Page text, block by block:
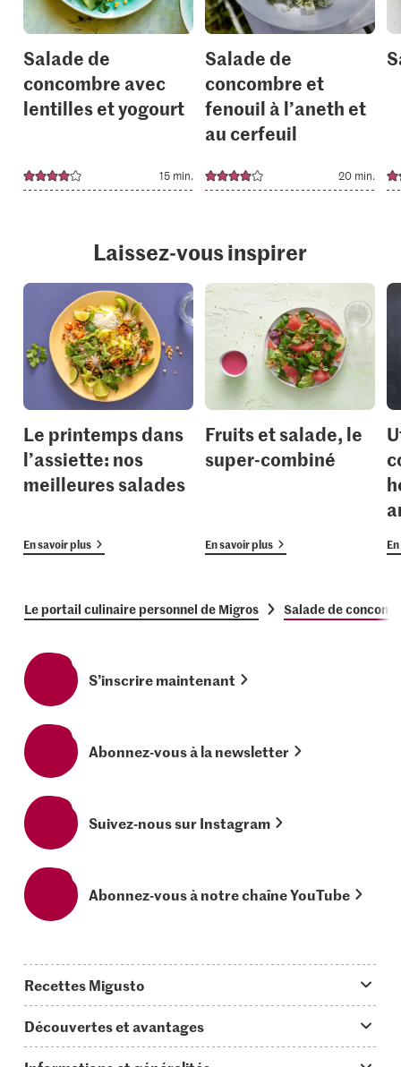
Salade de
concombre avec
lentilles et yogourt
15 min.
Salade de
concombre et
fenouil à l’aneth et
au cerfeuil
20 min.
Laissez-vous inspirer
Le printemps dans
l’assiette: nos
meilleures salades
En savoir plus
Fruits et salade, le
super-combiné
En savoir plus
Le portail culinaire personnel de Migros Salade de
S’inscrire maintenant
Abonnez-vous à la newsletter
Suivez-nous sur Instagram
Abonnez-vous à notre chaîne YouTube
Recettes Migusto
Idées de menus
Découvertes et avantages